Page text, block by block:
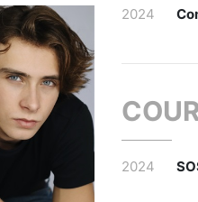
2024
2024